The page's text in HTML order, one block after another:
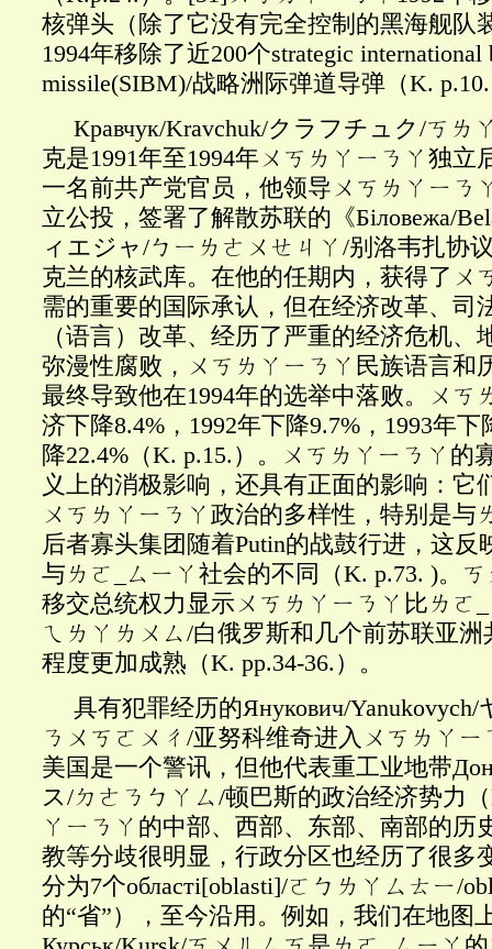
核弹头（除了它没有完全控制的黑海舰队
1994年移除了近200个strategic international
missile(SIBM)/战略洲际弹道导弹（K.
Кравчук/Kravchuk/クラフチュク/ㄎㄌ
克是1991年至1994年ㄨㄎㄌㄚㄧㄋㄚ独立
一名前共产党官员，他领导ㄨㄎㄌㄚㄧㄋ
立公投，签署了解散苏联的《Біловежа/
ィエジャ/ㄅㄧㄌㄜㄨㄝㄐㄚ/别洛韦扎协
克兰的核武库。在他的任期内，获得了ㄨ
需的重要的国际承认，但在经济改革、司
（语言）改革、经历了严重的经济危机、
弥漫性腐败，ㄨㄎㄌㄚㄧㄋㄚ民族语言和
最终导致他在1994年的选举中落败。ㄨㄎ
济下降8.4%，1992年下降9.7%，1993年下
降22.4%（K. p.15.）。ㄨㄎㄌㄚㄧㄋㄚ的
义上的消极影响，还具有正面的影响：它
ㄨㄎㄌㄚㄧㄋㄚ政治的多样性，特别是与
后者寡头集团随着Putin的战鼓行进，这反
与ㄌㄛ_ㄙㄧㄚ社会的不同（K. p.73. )。
移交总统权力显示ㄨㄎㄌㄚㄧㄋㄚ比ㄌㄛ
ㄟㄌㄚㄌㄨㄙ/白俄罗斯和几个前苏联亚
程度更加成熟（K. pp.34-36.）。
具有犯罪经历的Янукович/
ㄋㄨㄎㄛㄨㄔ/亚努科维奇进入ㄨㄎㄌㄚ
美国是一个警讯，但他代表重工业地带
ス/ㄉㄜㄋㄅㄚㄙ/顿巴斯的政治经济势力
ㄚㄧㄋㄚ的中部、西部、东部、南部的历
教等分歧很明显，行政分区也经历了很多
分为7个області[oblasti]/ㄛㄅㄌㄚㄙㄊㄧ/
的“省”），至今沿用。例如，我们在地图